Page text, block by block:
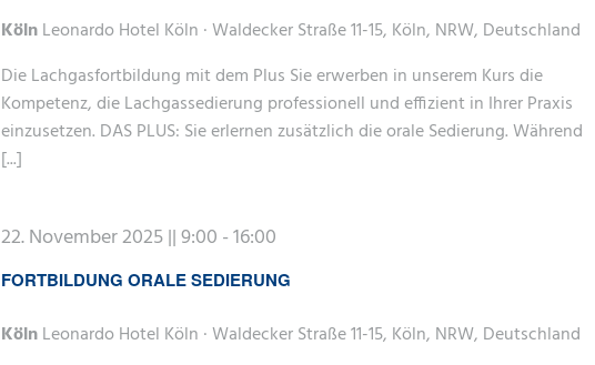
KölnLeonardo Hotel Köln · Waldecker Straße 11-15, Köln, NRW, Deutschland
Die Lachgasfortbildung mit dem Plus Sie erwerben in unserem Kurs die
Kompetenz, die Lachgassedierung professionell und effizient in Ihrer Praxis
einzusetzen. DAS PLUS: Sie erlernen zusätzlich die orale Sedierung. Während
[...]
FORTBILDUNG ORALE SEDIERUNG
22. November 2025 || 9:00 -16:00
KölnLeonardo Hotel Köln · Waldecker Straße 11-15, Köln, NRW, Deutschland